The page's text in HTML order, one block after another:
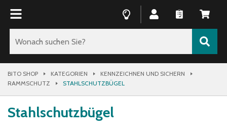
BITO SHOP KATEGORIEN
KENNZEICHNEN UND SICHERN
RAMMSCHUTZ
STAHLSCHUTZBÜGEL
Stahlschutzbügel